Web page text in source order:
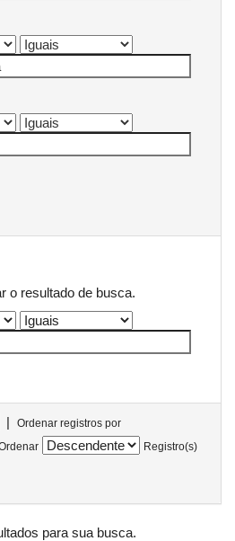
o resultado de busca.
|
Ordenar registros por
Registro(s)
para sua busca.